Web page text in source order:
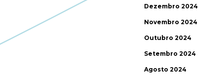
Dezembro 2024
Novembro 2024
Outubro 2024
Setembro 2024
Agosto 2024